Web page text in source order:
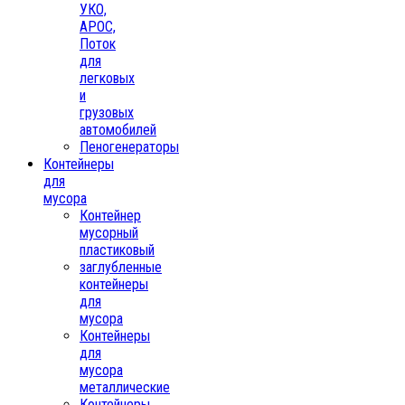
УКО,
АРОС,
Поток
для
легковых
и
грузовых
автомобилей
Пеногенераторы
Контейнеры
для
мусора
Контейнер
мусорный
пластиковый
заглубленные
контейнеры
для
мусора
Контейнеры
для
мусора
металлические